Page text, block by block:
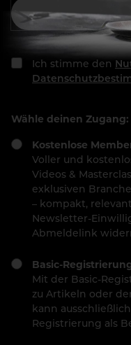
Ich stimme den
Wähle deinen Zugang:
Kostenlose
Voller und
Videos &
exklusiven
– kompakt,
Newsletter-
Abmeldelink
Basic-
Mit der Basic-
zu Artikeln oder
kann
Registrierung als